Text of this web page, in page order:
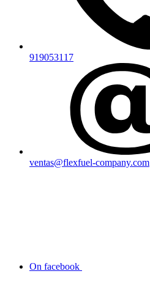
919053117
ventas@flexfuel-company.com
On facebook